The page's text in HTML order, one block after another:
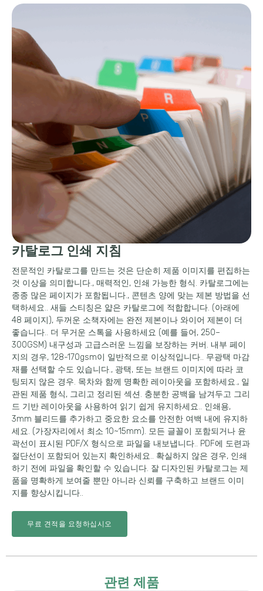
카탈로그 인쇄 지침
전문적인 카탈로그를 만드는 것은 단순히 제품 이미지를 편집하는
것 이상을 의미합니다., 매력적인, 인쇄 가능한 형식. 카탈로그에는
종종 많은 페이지가 포함됩니다., 콘텐츠 양에 맞는 제본 방법을 선
택하세요.. 새들 스티칭은 얇은 카탈로그에 적합합니다. (아래에
48 페이지), 두꺼운 소책자에는 완전 제본이나 와이어 제본이 더
좋습니다.. 더 무거운 스톡을 사용하세요 (예를 들어, 250–
300GSM) 내구성과 고급스러운 느낌을 보장하는 커버. 내부 페이
지의 경우, 128-170gsm이 일반적으로 이상적입니다.. 무광택 마감
재를 선택할 수도 있습니다., 광택, 또는 브랜드 이미지에 따라 코
팅되지 않은 경우. 목차와 함께 명확한 레이아웃을 포함하세요., 일
관된 제품 형식, 그리고 정리된 섹션. 충분한 공백을 남겨두고 그리
드 기반 레이아웃을 사용하여 읽기 쉽게 유지하세요.. 인쇄용,
3mm 블리드를 추가하고 중요한 요소를 안전한 여백 내에 유지하
세요. (가장자리에서 최소 10~15mm). 모든 글꼴이 포함되거나 윤
곽선이 표시된 PDF/X 형식으로 파일을 내보냅니다.. PDF에 도련과
절단선이 포함되어 있는지 확인하세요.. 확실하지 않은 경우, 인쇄
하기 전에 파일을 확인할 수 있습니다. 잘 디자인된 카탈로그는 제
품을 명확하게 보여줄 뿐만 아니라 신뢰를 구축하고 브랜드 이미
지를 향상시킵니다..
무료 견적을 요청하십시오
관련 제품